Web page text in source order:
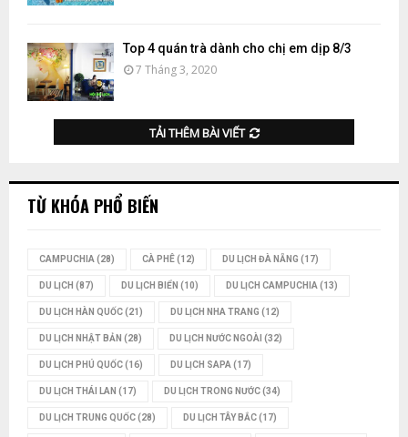
Top 4 quán trà dành cho chị em dịp 8/3
7 Tháng 3, 2020
TẢI THÊM BÀI VIẾT
TỪ KHÓA PHỔ BIẾN
CAMPUCHIA (28) CÀ PHÊ(12) DU LỊCH ĐÀ NẴNG (17)
DU LỊCH (87) DU LỊCH BIỂN (10) DU LỊCH CAMPUCHIA (13)
DU LỊCH HÀN QUỐC(21) DU LỊCH NHA TRANG (12)
DU LỊCH NHẬT BẢN (28) DU LỊCH NƯỚC NGOÀI (32)
DU LỊCH PHÚ QUỐC(16) DU LỊCH SAPA (17)
DU LỊCH THÁI LAN (17) DU LỊCH TRONG NƯỚC(34)
DU LỊCH TRUNG QUỐC(28) DU LỊCH TÂY BẮC(17)